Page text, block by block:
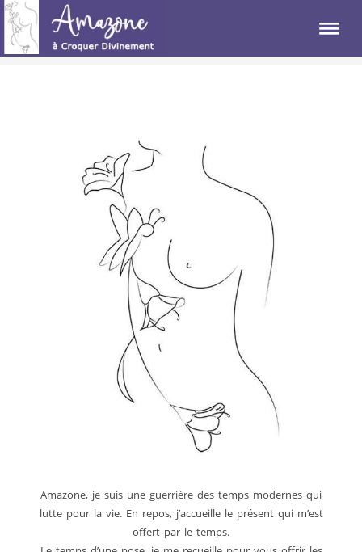
Amazone, je suis une guerrière des temps modernes qui
lutte pour la vie. En repos, j’accueille le présent qui m’est
offert par le temps.